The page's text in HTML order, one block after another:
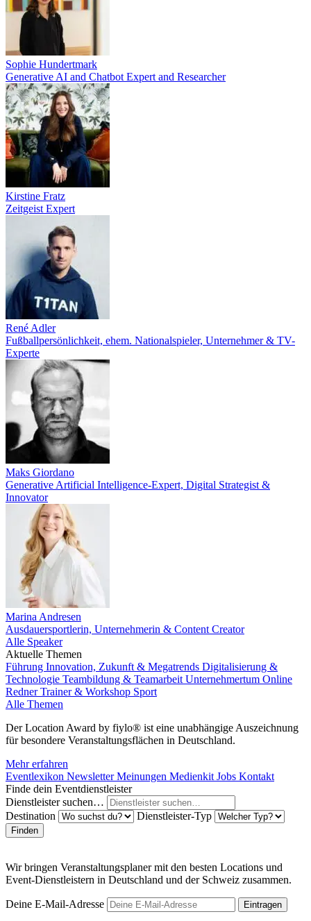
Sophie Hundertmark
Generative AI and Chatbot Expert and Researcher
Kirstine Fratz
Zeitgeist Expert
René Adler
Fußballpersönlichkeit, ehem. Nationalspieler, Unternehmer & TV-
Experte
Maks Giordano
Generative Artificial Intelligence-Expert, Digital Strategist &
Innovator
Marina Andresen
Ausdauersportlerin, Unternehmerin & Content Creator
Alle Speaker
Aktuelle Themen
Führung Innovation, Zukunft & Megatrends Digitalisierung &
Technologie Teambildung & Teamarbeit Unternehmertum Online
RednerTrainer & Workshop Sport
Alle Themen
Der Location Award by fiylo® ist eine unabhängige Auszeichnung
für besondere Veranstaltungsflächen in Deutschland.
Mehr erfahren
Eventlexikon NewsletterMeinungen Medienkit Jobs Kontakt
Finde dein Eventdienstleister
Dienstleister suchen…
Destination
Dienstleister-Typ
Finden
Wir bringen Veranstaltungsplaner mit den besten Locations und
Event-Dienstleistern in Deutschland und der Schweiz zusammen.
Deine E-Mail-Adresse Eintragen